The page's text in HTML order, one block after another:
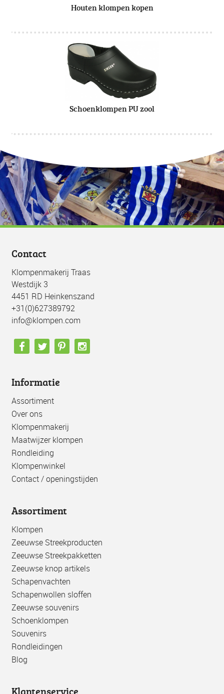
Houten klompen kopen
Schoenklompen PU zool
Contact
Klompenmakerij Traas
Westdijk 3
4451 RD Heinkenszand
+31(0)627389792
info@klompen.com
Informatie
Assortiment
Over ons
Klompenmakerij
Maatwijzer klompen
Rondleiding
Klompenwinkel
Contact / openingstijden
Assortiment
Klompen
Zeeuwse Streekproducten
Zeeuwse Streekpakketten
Zeeuwse knop artikels
Schapenvachten
Schapenwollen sloffen
Zeeuwse souvenirs
Schoenklompen
Souvenirs
Rondleidingen
Blog
Klantenservice